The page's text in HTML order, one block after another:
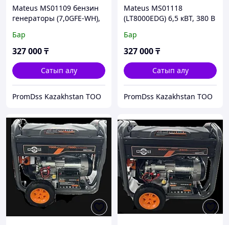
Mateus MS01109 бензин
генераторы (7,0GFE-WH),
электронды, резервуар
25 л, дөңгелектерде
Бар
327 000₸
Сатып алу
PromDss Kazakhstan TOO
Mateus MS01118
(LT8000EDG) 6,5 кВТ, 380 В
электростартер, дөңгелегі
жоқ 25 литрлік бак
Бар
327 000₸
Сатып алу
PromDss Kazakhstan TOO